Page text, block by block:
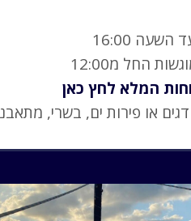
16:00
החל מ12:00
המלא לחץ כאן
או פירות ים, בשרי,